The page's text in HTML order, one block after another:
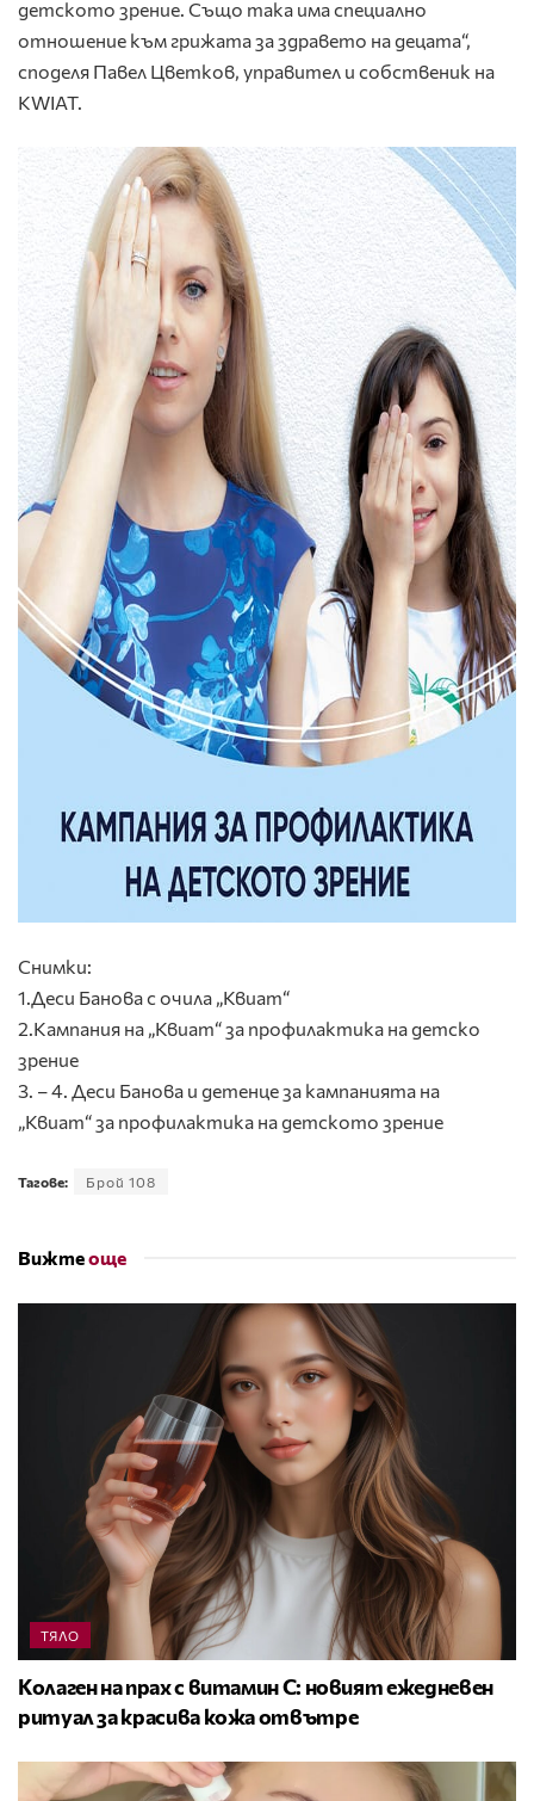
детското зрение. Също така има специално
отношение към грижата за здравето на децата“,
споделя Павел Цветков, управител и собственик на
KWIAT.
Снимки:
1.Деси Банова с очила „Квиат“
2.Кампания на „Квиат“ за профилактика на детско
зрение
3. – 4. Деси Банова и детенце за кампанията на
„Квиат“ за профилактика на детското зрение
Тагове: Брой 108
Вижтеоще
ТЯЛО
Колаген на прах с витамин C: новият ежедневен
ритуал за красива кожа отвътре